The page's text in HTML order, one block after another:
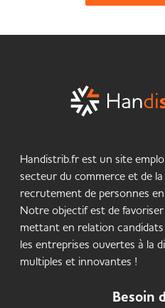
Handistrib.fr est un site
secteur du commerce et de
recrutement de personnes
Notre objectif est de favoriser
mettant en relation
les entreprises ouvertes à la
multiples et innovantes !
Besoin